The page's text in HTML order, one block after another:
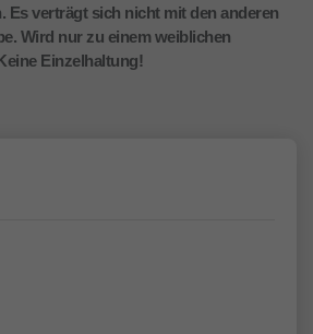
Es verträgt sich nicht mit den anderen
Wird nur zu einem weiblichen
Einzelhaltung!